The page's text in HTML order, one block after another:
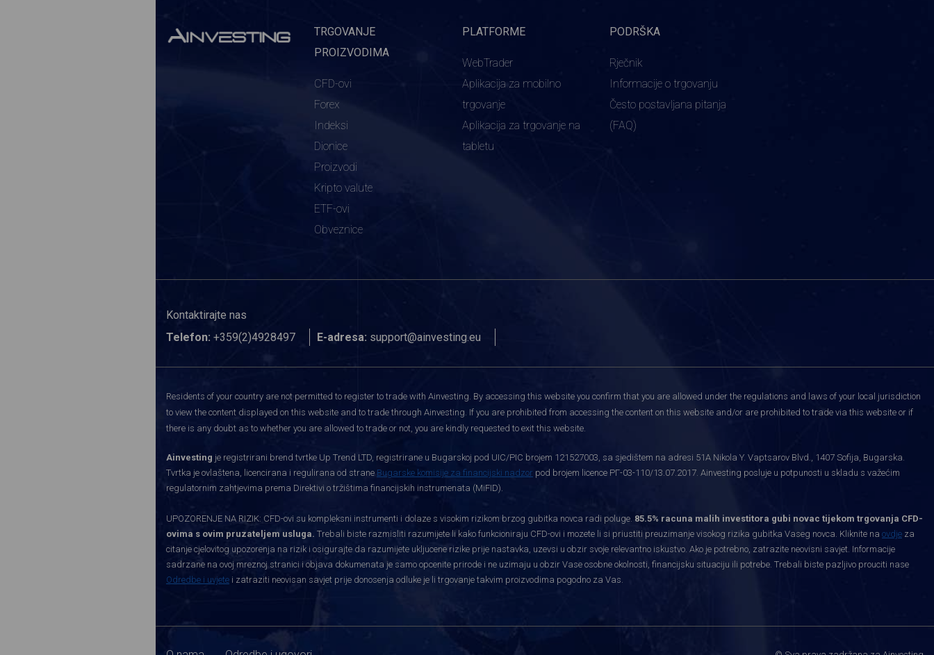
TRGOVANJE
PROIZVODIMA
CFD-ovi
Forex
Indeksi
Dionice
Proizvodi
Kripto valute
ETF-ovi
Obveznice
PLATFORME
WebTrader
Aplikacija za mobilno
trgovanje
Aplikacija za trgovanje na
tabletu
PODRŠKA
Rječnik
Informacije o trgovanju
Često postavljana pitanja
(FAQ)
Kontaktirajte nas
Telefon: +359(2)4928497 E-adresa: support@ainvesting.eu
Residents of your country are not permitted to register to trade with Ainvesting. By accessing this website you confirm that you are allowed under the regulations and laws of your local jurisdiction
to view the content displayed on this website and to trade through Ainvesting. If you are prohibited from accessing the content on this website and/or are prohibited to trade via this website or if
there is any doubt as to whether you are allowed to trade or not, you are kindly requested to exit this website.
Ainvesting je registrirani brend tvrtke Up Trend LTD, registrirane u Bugarskoj pod UIC/PIC brojem 121527003, sa sjedištem na adresi 51A Nikola Y. Vaptsarov Blvd., 1407 Sofija, Bugarska.
Tvrtka je ovlaštena, licencirana i regulirana od strane Bugarske komisije za financijski nadzor pod brojem licence РГ-03-110/13.07.2017. Ainvesting posluje u potpunosti u skladu s važećim
regulatornim zahtjevima prema Direktivi o tržištima financijskih instrumenata (MiFID).
UPOZORENJE NA RIZIK: CFD-ovi su kompleksni instrumenti i dolaze s visokim rizikom brzog gubitka novca radi poluge. 85.5% racuna malih investitora gubi novac tijekom trgovanja CFD-
ovima s ovim pruzateljem usluga. Trebali biste razmisliti razumijete li kako funkcioniraju CFD-ovi i mozete li si priustiti preuzimanje visokog rizika gubitka Vaseg novca. Kliknite na ovdje za
citanje cjelovitog upozorenja na rizik i osigurajte da razumijete ukljucene rizike prije nastavka, uzevsi u obzir svoje relevantno iskustvo. Ako je potrebno, zatrazite neovisni savjet. Informacije
sadrzane na ovoj mreznoj stranici i objava dokumenata je samo opcenite prirode i ne uzimaju u obzir Vase osobne okolnosti, financijsku situaciju ili potrebe. Trebali biste pazljivo prouciti nase
Odredbe i uvjete i zatraziti neovisan savjet prije donosenja odluke je li trgovanje takvim proizvodima pogodno za Vas.